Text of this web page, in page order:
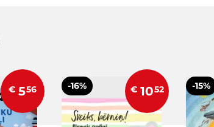
€ 556 -16% € 1052 -15%